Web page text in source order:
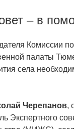
– в
Комиссии
палаты
села
Черепанов,
Экспертного